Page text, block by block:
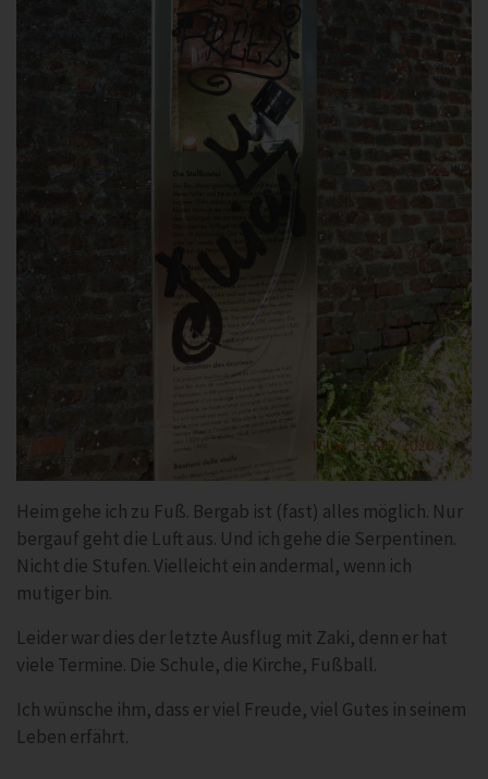
Heim gehe ich zu Fuß. Bergab ist (fast) alles möglich. Nur
bergauf geht die Luft aus. Und ich gehe die Serpentinen.
Nicht die Stufen. Vielleicht ein andermal, wenn ich
mutiger bin.
Leider war dies der letzte Ausflug mit Zaki, denn er hat
viele Termine. Die Schule, die Kirche, Fußball.
Ich wünsche ihm, dass er viel Freude, viel Gutes in seinem
Leben erfährt.